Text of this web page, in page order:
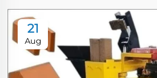
21
Aug